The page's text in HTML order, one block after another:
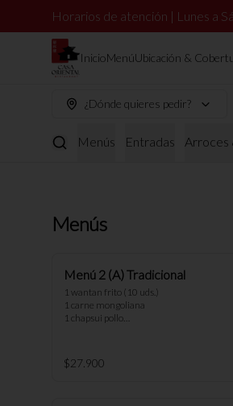
Horarios de atención | Lunes a
InicioMenúUbicación &
¿Dónde quieres pedir?
Menús Entradas Arroces
Menús
Menú 2 (A) Tradicional
1 wantan frito (10 uds.)
1 carne mongoliana
1 chapsui pollo
*nota: no se pueden hacer cambios en
los menús.
$27.900